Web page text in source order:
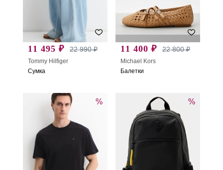
11 495 ₽ 22 990 ₽
Tommy Hilfiger
Сумка
11 400 ₽ 22 800 ₽
Michael Kors
Балетки
% %